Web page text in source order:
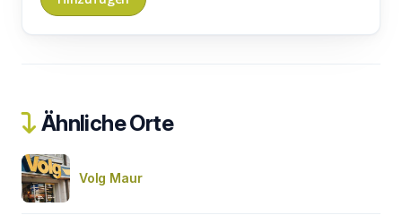
Ähnliche Orte
Volg Maur